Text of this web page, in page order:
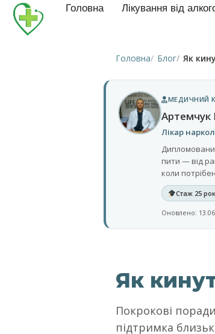
Головна Лікування від
Головна Блог Як
МЕДИЧНИЙ
Лікар
пити — від
коли
Стаж 25
Оновлено:
Як
Покрокові
підтримка